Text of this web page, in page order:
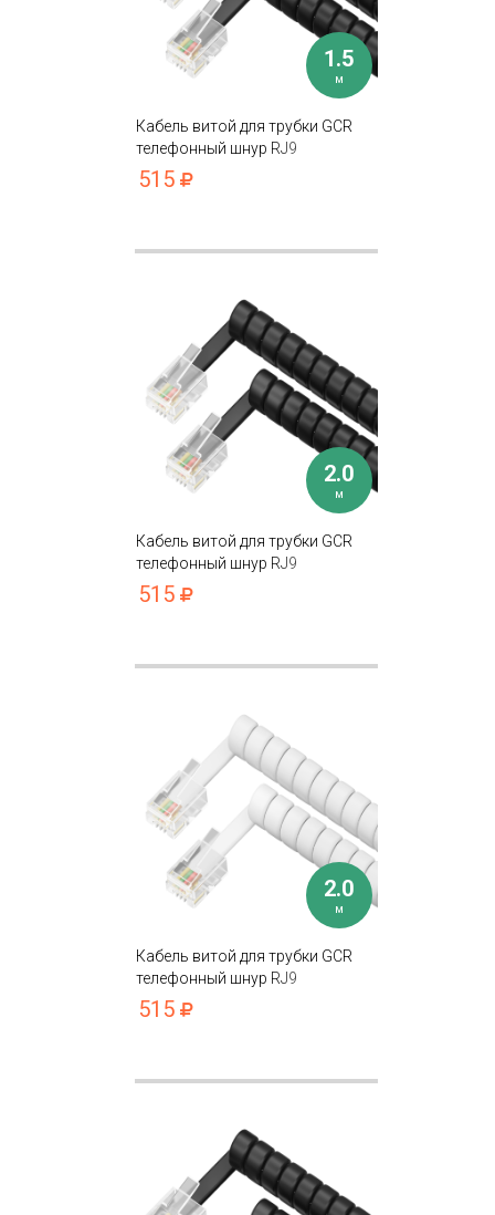
1.5
м
Кабель витой для трубки GCR
телефонный шнур RJ9
515
2.0
м
Кабель витой для трубки GCR
телефонный шнур RJ9
515
2.0
м
Кабель витой для трубки GCR
телефонный шнур RJ9
515